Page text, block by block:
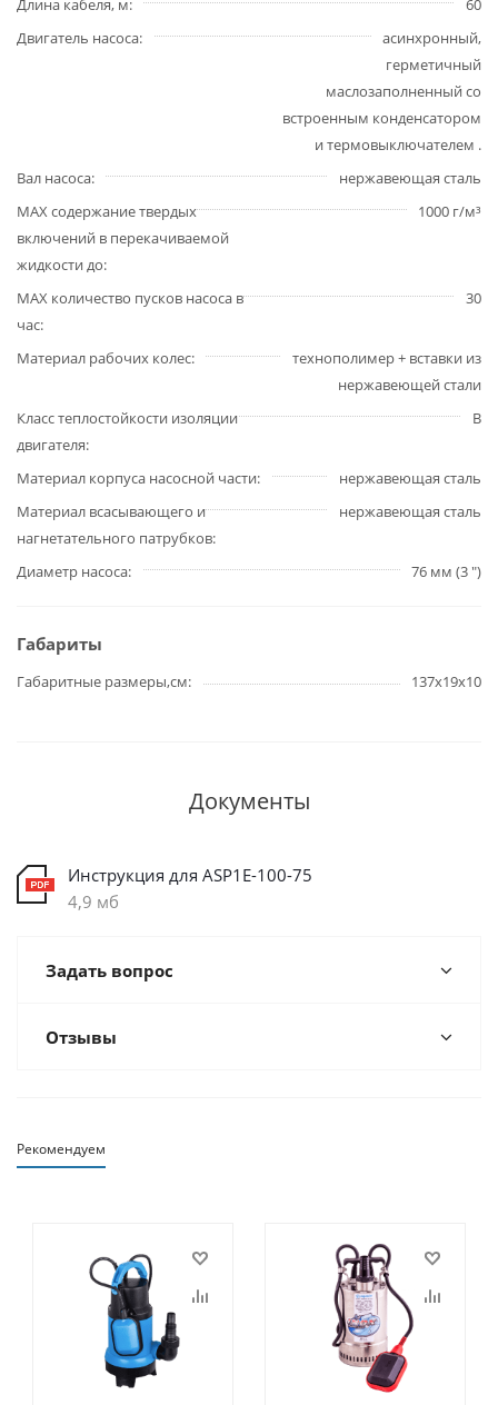
Длина кабеля, м
60
Двигатель насоса
асинхронный,
герметичный
маслозаполненный со
встроенным конденсатором
и термовыключателем .
Вал насоса
нержавеющая сталь
MAX содержание твердых
включений в перекачиваемой
жидкости до
1000 г/м³
MAX количество пусков насоса в
час
30
Материал рабочих колес
технополимер + вставки из
нержавеющей стали
Класс теплостойкости изоляции
двигателя
B
Материал корпуса насосной части
нержавеющая сталь
Материал всасывающего и
нагнетательного патрубков
нержавеющая сталь
Диаметр насоса 76 мм (3 ")
Габариты
Габаритные размеры,см 137х19х10
Документы
Инструкция для ASP1E-100-75
4,9 мб
Задать вопрос
Отзывы
Рекомендуем